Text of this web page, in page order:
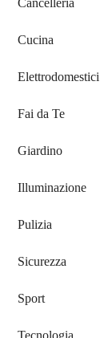
Cancelleria
Cucina
Elettrodomestici
Fai da Te
Giardino
Illuminazione
Pulizia
Sicurezza
Sport
Tecnologia